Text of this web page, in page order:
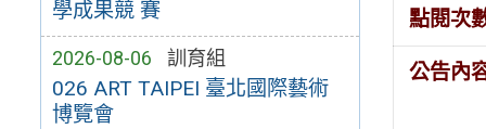
學成果競 賽
2026-08-06 訓育組
026 ART TAIPEI 臺北國際藝術
博覽會
點閱次
公告內